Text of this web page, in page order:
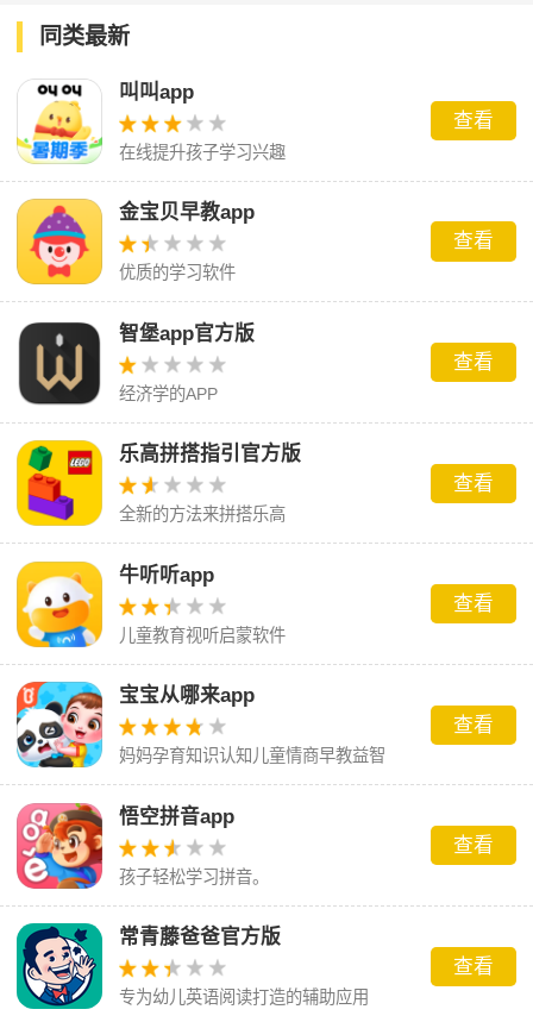
同类最新
叫叫app
在线提升孩子学习兴趣
查看
金宝贝早教app
优质的学习软件
查看
智堡app官方版
经济学的APP
查看
乐高拼搭指引官方版
全新的方法来拼搭乐高
查看
牛听听app
儿童教育视听启蒙软件
查看
宝宝从哪来app
妈妈孕育知识认知儿童情商早教益智
查看
悟空拼音app
孩子轻松学习拼音。
查看
常青藤爸爸官方版
专为幼儿英语阅读打造的辅助应用
查看